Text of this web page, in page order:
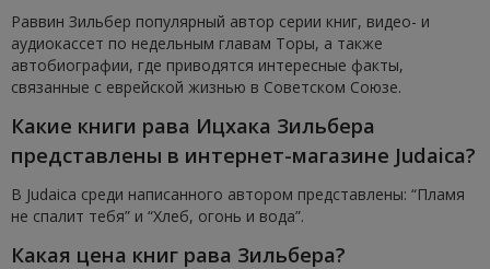
Раввин Зильбер популярный автор серии книг, видео- и
аудиокассет по недельным главам Торы, а также
автобиографии, где приводятся интересные факты,
связанные с еврейской жизнью в Советском Союзе.
Какие книги рава Ицхака Зильбера
представлены в интернет-магазине Judaica?
В Judaica среди написанного автором представлены: “Пламя
не спалит тебя” и “Хлеб, огонь и вода”.
Какая цена книг рава Зильбера?